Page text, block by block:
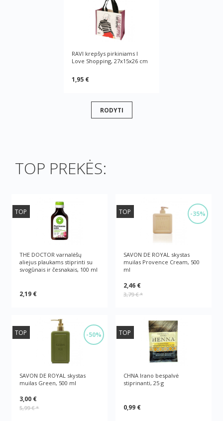
RAVI krepšys pirkiniams I
Love Shopping, 27x15x26 cm
1,95 €
RODYTI
TOP PREKĖS:
TOP
THE DOCTOR varnalėšų
aliejus plaukams stiprinti su
svogūnais ir česnakais, 100 ml
2,19 €
-35%
TOP
SAVON DE ROYAL skystas
muilas Provence Cream, 500
ml
2,46 €
3,79 €*
-50%
TOP
SAVON DE ROYAL skystas
muilas Green, 500 ml
3,00 €
5,99 €*
TOP
CHNA Irano bespalvė
stiprinanti, 25 g
0,99 €